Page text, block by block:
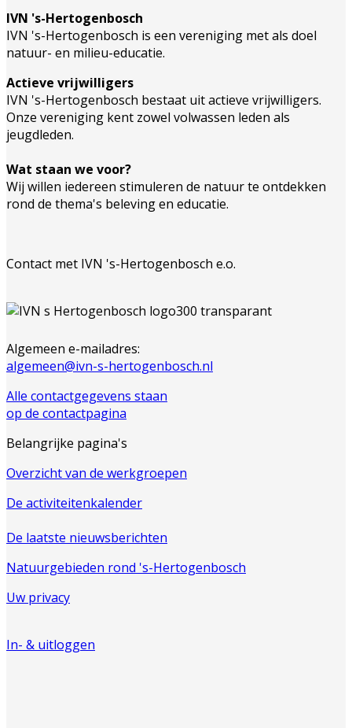
IVN 's-Hertogenbosch
IVN 's-Hertogenbosch is een vereniging met als doel
natuur- en milieu-educatie.
Actieve vrijwilligers
IVN 's-Hertogenbosch bestaat uit actieve vrijwilligers.
Onze vereniging kent zowel volwassen leden als
jeugdleden.
Wat staan we voor?
Wij willen iedereen stimuleren de natuur te ontdekken
rond de thema's beleving en educatie.
Contact met IVN 's-Hertogenbosch e.o.
Algemeen e-mailadres:
algemeen@ivn-s-hertogenbosch.nl
Alle contactgegevens staan
op de contactpagina
Belangrijke pagina's
Overzicht van de werkgroepen
De activiteitenkalender
De laatste nieuwsberichten
Natuurgebieden rond 's-Hertogenbosch
Uw privacy
In- & uitloggen